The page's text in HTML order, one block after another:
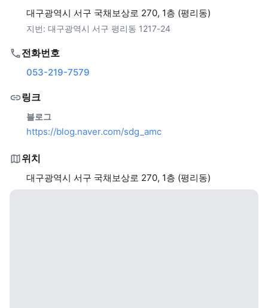
대구광역시 서구 국채보상로 270, 1층 (평리동)
지번: 대구광역시 서구 평리동 1217-24
전화번호
053-219-7579
링크
블로그
https://blog.naver.com/sdg_amc
위치
대구광역시 서구 국채보상로 270, 1층 (평리동)